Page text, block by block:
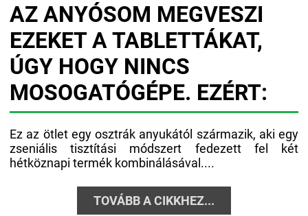
AZ ANYÓSOM MEGVESZI
EZEKET A TABLETTÁKAT,
ÚGY HOGY NINCS
MOSOGATÓGÉPE. EZÉRT:
Ez az ötlet egy osztrák anyukától származik, aki egy
zseniális tisztítási módszert fedezett fel két
hétköznapi termék kombinálásával....
TOVÁBB A CIKKHEZ...